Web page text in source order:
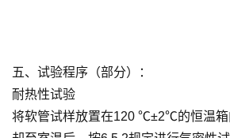
五、试验程序（部分）：
耐热性试验
将软管试样放置在120 ℃±2℃的恒温箱